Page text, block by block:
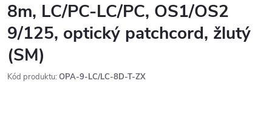
8m, LC/PC-LC/PC, OS1/OS2
9/125, optický patchcord, žlutý
(SM)
Kód produktu: OPA-9-LC/LC-8D-T-ZX